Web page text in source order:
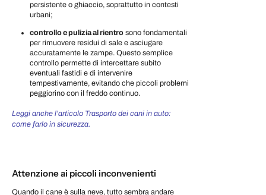
persistente o ghiaccio, soprattutto in contesti
urbani;
controllo e pulizia al rientro sono fondamentali
per rimuovere residui di sale e asciugare
accuratamente le zampe. Questo semplice
controllo permette di intercettare subito
eventuali fastidi e di intervenire
tempestivamente, evitando che piccoli problemi
peggiorino con il freddo continuo.
Leggi anche l’articolo Trasporto dei cani in auto:
come farlo in sicurezza.
Attenzione ai piccoli inconvenienti
Quando il cane è sulla neve, tutto sembra andare